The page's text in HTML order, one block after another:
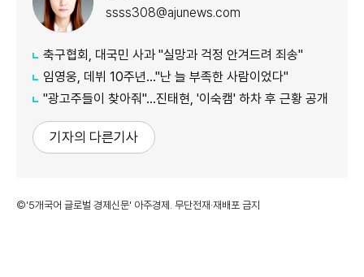
ssss308@ajunews.com
축구협회, 대국민 사과 "실망과 걱정 안겨드려 죄송"
임영웅, 데뷔 10주년…"난 늘 부족한 사람이었다"
"광고주들이 찾아줘"…진태현, '이숙캠' 하차 후 근황 공개
기자의 다른기사
©'5개국어 글로벌 경제신문' 아주경제. 무단전재·재배포 금지